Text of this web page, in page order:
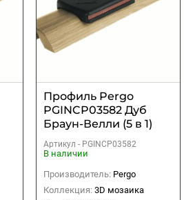
Профиль Pergo
PGINCP03582 Дуб
Браун-Велли (5 в 1)
Артикул - PGINCP03582
В наличии
Производитель: Pergo
Коллекция: 3D мозаика